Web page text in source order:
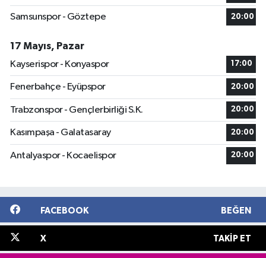
Samsunspor - Göztepe 20:00
17 Mayıs, Pazar
Kayserispor - Konyaspor
17:00
Fenerbahçe - Eyüpspor 20:00
Trabzonspor - Gençlerbirliği S.K. 20:00
Kasımpaşa - Galatasaray 20:00
Antalyaspor - Kocaelispor 20:00
FACEBOOK BEĞEN
X TAKIP ET